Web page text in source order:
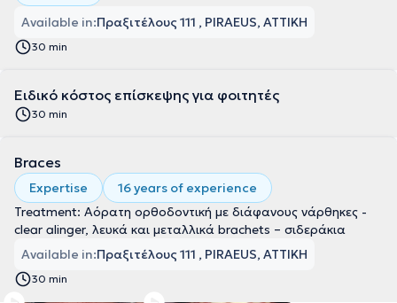
Available in:Πραξιτέλους 111 , PIRAEUS, ΑΤΤΙΚΗ
30 min
Ειδικό κόστος επίσκεψης για φοιτητές
30 min
Braces
Expertise
16 years of experience
Treatment: Αόρατη ορθοδοντική με διάφανους νάρθηκες -
clear alinger, λευκά και μεταλλικά brachets – σιδεράκια
Available in:Πραξιτέλους 111 , PIRAEUS, ΑΤΤΙΚΗ
30 min